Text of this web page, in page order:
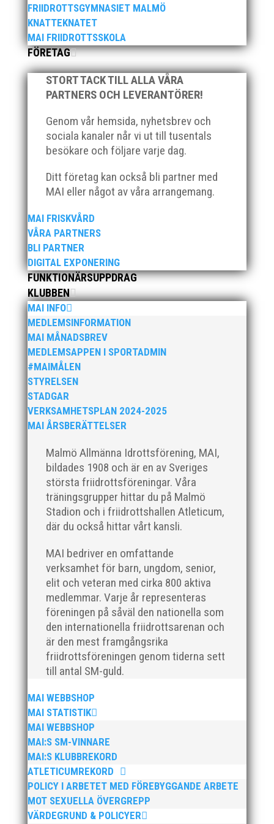
FRIIDROTTSGYMNASIET MALMÖ
KNATTEKNATET
MAI FRIIDROTTSSKOLA
FÖRETAG
STORT TACK TILL ALLA VÅRA
PARTNERS OCH LEVERANTÖRER!
Genom vår hemsida, nyhetsbrev och
sociala kanaler når vi ut till tusentals
besökare och följare varje dag.
Ditt företag kan också bli partner med
MAI eller något av våra arrangemang.
MAI FRISKVÅRD
VÅRA PARTNERS
BLI PARTNER
DIGITAL EXPONERING
FUNKTIONÄRSUPPDRAG
KLUBBEN
MAI INFO
MEDLEMSINFORMATION
MAI MÅNADSBREV
MEDLEMSAPPEN I SPORTADMIN
#MAIMÅLEN
STYRELSEN
STADGAR
VERKSAMHETSPLAN 2024-2025
MAI ÅRSBERÄTTELSER
Malmö Allmänna Idrottsförening, MAI,
bildades 1908 och är en av Sveriges
största friidrottsföreningar. Våra
träningsgrupper hittar du på Malmö
Stadion och i friidrottshallen Atleticum,
där du också hittar vårt kansli.
MAI bedriver en omfattande
verksamhet för barn, ungdom, senior,
elit och veteran med cirka 800 aktiva
medlemmar. Varje år representeras
föreningen på såväl den nationella som
den internationella friidrottsarenan och
är den mest framgångsrika
friidrottsföreningen genom tiderna sett
till antal SM-guld.
MAI WEBBSHOP
MAI STATISTIK
MAI WEBBSHOP
MAI:S SM-VINNARE
MAI:S KLUBBREKORD
ATLETICUMREKORD
POLICY I ARBETET MED FÖREBYGGANDE ARBETE
MOT SEXUELLA ÖVERGREPP
VÄRDEGRUND & POLICYER
Klubb Skåne bjuder in till årets första
grengruppsträff för häck och sprint Lördagen den 23
mars blir det en dag med fokus på häck och sprint.
Träffen riktar sig till ALLA tränare samt aktiva födda
äldre så hör...
Den 16-17 mars är det dags igen för ett MAI
arrangemang. Då anordnar MAI på uppdrag av
Svenska Friidrottsförbundet Götalandsmästerskapen
för 13-14 åringar. De distrikt som ingår i
Götalandsregionen och deltar med lag i
Götalandsmästerskapen är Västsvenska, Göteborg,...
I helgen anordnades Malmö Indoor Challenge i
Atleticum, en av MAI:s egna inomhusarrangemang
och med ungdom, senior och veterantävling i
friidrott. De allra yngsta var med på ”Prova-På-
Tävling". Det blev en härlig tävlingshelg med många
Efter en noggrann och lång rekryteringsprocess är vi
Peter Karlsson, till vårt team. Med hans tidigare
erfarenhet och expertis från sina fyra år som
klubbchef på IF Kville i Göteborg är vi övertygade om
att han kommer...
Den 24-25 februari var det SM för juniorer (K22/M22 -
P17/F17) i Örebro. MAI hade många fina framgångar.
En trupp om 14 ungdomar åkte upp till Örebro och
tog med sig 1 guld, 1 silver och 3 brons hem till
Malmö. Utöver det många finalplatser och fina...